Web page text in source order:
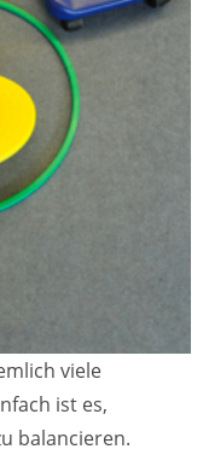
viele
ist es,
balancieren.